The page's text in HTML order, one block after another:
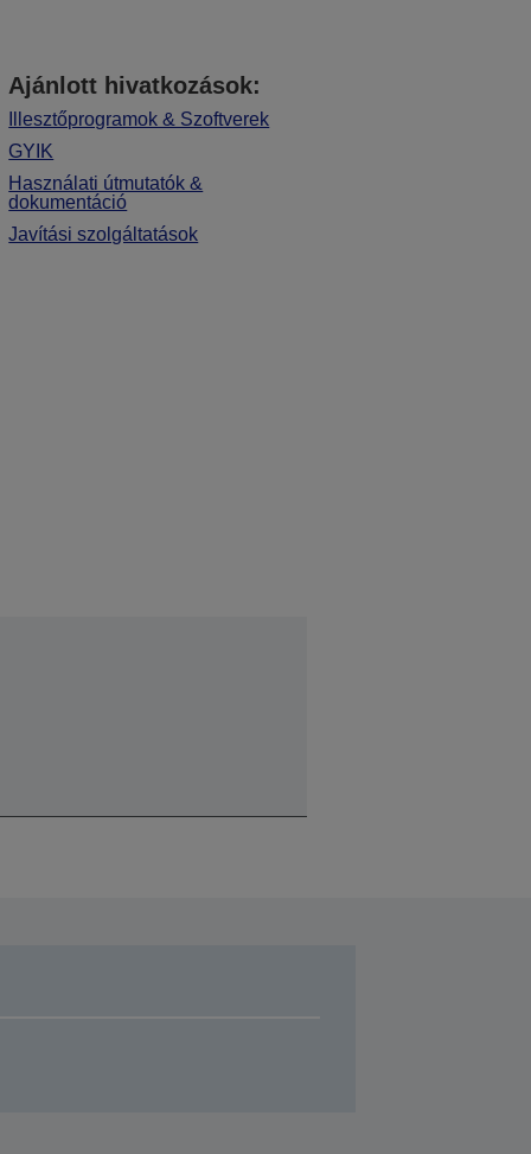
Ajánlott hivatkozások:
Illesztőprogramok & Szoftverek
GYIK
Használati útmutatók &
dokumentáció
Javítási szolgáltatások